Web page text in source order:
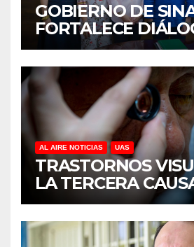
GOBIERNO DE
FORTALECE
MUJERES
CULIACÁN
AL AIRE NOTICIAS UAS
TRASTORNOS
LA TERCERA
DISCAPACIDAD EN
REVELA ESTUDIO
CIDOCS DE LA UAS